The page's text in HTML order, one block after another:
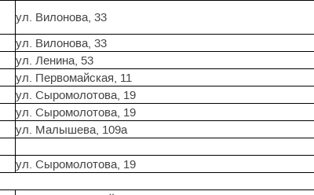
ул. Вилонова, 33
ул. Вилонова, 33
ул. Ленина, 53
ул. Первомайская, 11
ул. Сыромолотова, 19
ул. Сыромолотова, 19
ул. Малышева, 109а
ул. Сыромолотова, 19